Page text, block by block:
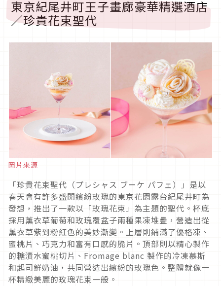
東京紀尾井町王子畫廊豪華精選酒店
／珍貴花束聖代
圖片來源
「珍貴花束聖代（プレシャス ブーケ パフェ）」是以
春天會有許多盛開繽紛玫瑰的東京花園露台紀尾井町為
發想，推出了一款以「玫瑰花束」為主題的聖代。杯底
採用薰衣草葡萄和玫瑰覆盆子兩種果凍堆疊，營造出從
薰衣草紫到粉紅色的美妙漸變。上層則鋪滿了優格凍、
蜜桃片、巧克力和富有口感的脆片。頂部則以精心製作
的糖漬水蜜桃切片、Fromage blanc 製作的冷凍慕斯
和起司鮮奶油，共同營造出繽紛的玫瑰色。整體就像一
杯精緻美麗的玫瑰花束一般。